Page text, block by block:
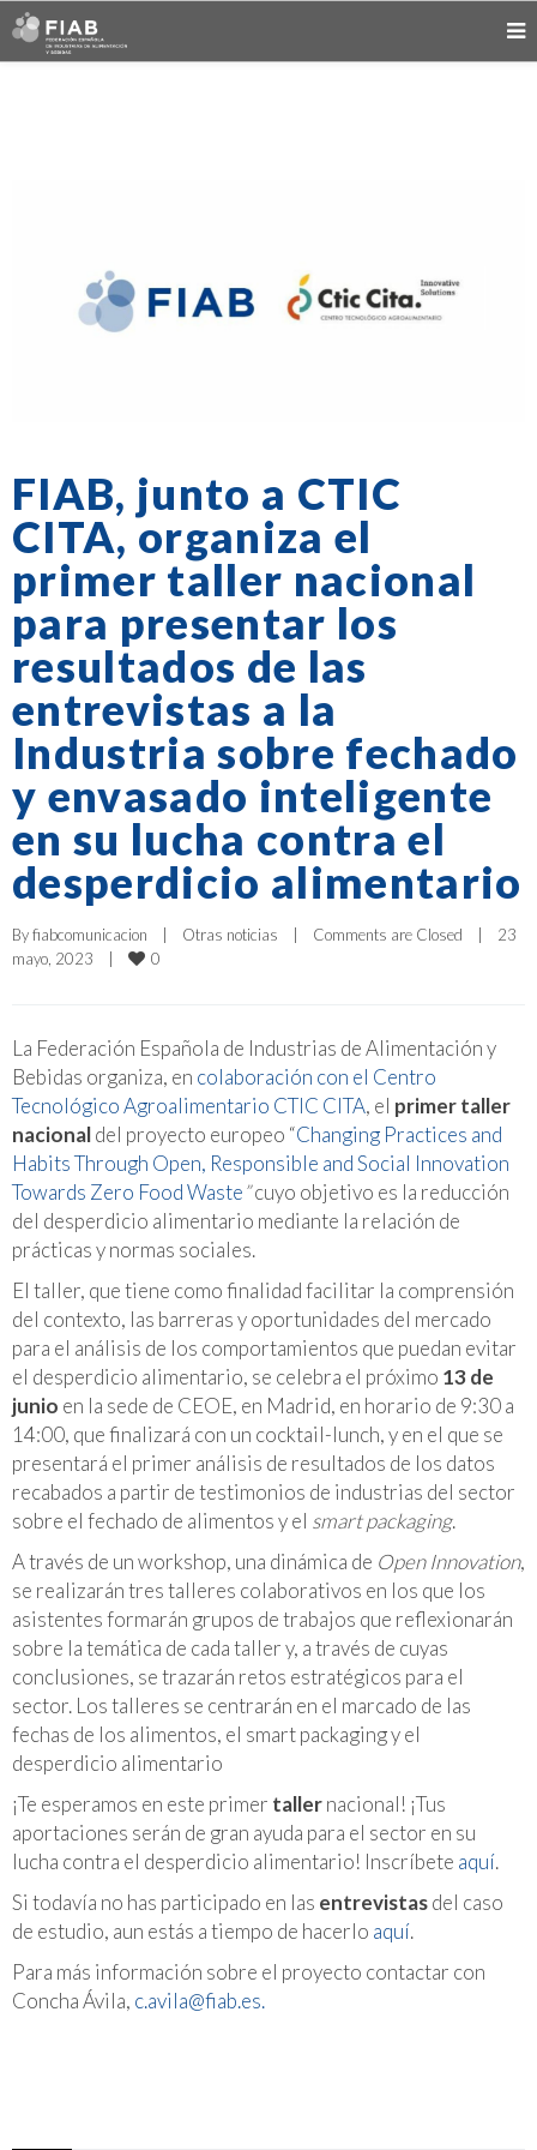
FIAB, junto a CTIC
CITA, organiza el
primer taller nacional
para presentar los
resultados de las
entrevistas a la
Industria sobre fechado
y envasado inteligente
en su lucha contra el
desperdicio alimentario
By fiabcomunicacion | Otras noticias | Comments are Closed |
23
mayo, 2023
| 0
La Federación Española de Industrias de Alimentación y
Bebidas organiza, en colaboración con el Centro
Tecnológico Agroalimentario CTIC CITA, el primer taller
nacionaldel proyecto europeo “Changing Practices and
Habits Through Open, Responsible and Social Innovation
Towards Zero Food Waste”cuyo objetivo es la reducción
del desperdicio alimentario mediante la relación de
prácticas y normas sociales.
El taller, que tiene como finalidad facilitar la comprensión
del contexto, las barreras y oportunidades del mercado
para el análisis de los comportamientos que puedan evitar
el desperdicio alimentario, se celebra el próximo 13 de
junio en la sede de CEOE, en Madrid, en horario de 9:30 a
14:00, que finalizará con un cocktail-lunch, y en el que se
presentará el primer análisis de resultados de los datos
recabados a partir de testimonios de industrias del sector
sobre el fechado de alimentos y el smart packaging.
A través de un workshop, una dinámica de Open Innovation,
se realizarán tres talleres colaborativos en los que los
asistentes formarán grupos de trabajos que reflexionarán
sobre la temática de cada taller y, a través de cuyas
conclusiones, se trazarán retos estratégicos para el
sector. Los talleres se centrarán en el marcado de las
fechas de los alimentos, el smart packaging y el
desperdicio alimentario
¡Te esperamos en este primer tallernacional! ¡Tus
aportaciones serán de gran ayuda para el sector en su
lucha contra el desperdicio alimentario! Inscríbete aquí.
Si todavía no has participado en las entrevistasdel caso
de estudio, aun estás a tiempo de hacerlo aquí.
Para más información sobre el proyecto contactar con
Concha Ávila, c.avila@fiab.es.